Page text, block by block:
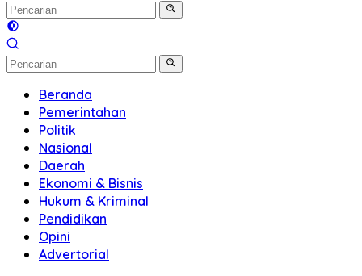
Beranda
Pemerintahan
Politik
Nasional
Daerah
Ekonomi & Bisnis
Hukum & Kriminal
Pendidikan
Opini
Advertorial